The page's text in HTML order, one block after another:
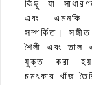
কিছু যা
এবং এমনকি
সম্পর্কিত।
শৈলী এবং তাল
যুক্ত করা
চমৎকার খাঁজ